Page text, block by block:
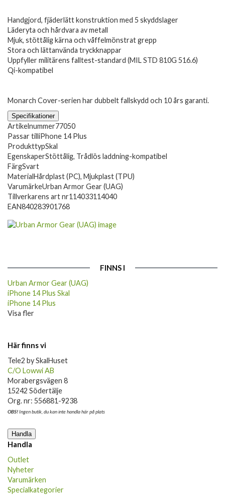
Handgjord, fjäderlätt konstruktion med 5 skyddslager
Läderyta och hårdvara av metall
Mjuk, stöttålig kärna och våffelmönstrat grepp
Stora och lättanvända tryckknappar
Uppfyller militärens falltest-standard (MIL STD 810G 516.6)
Qi-kompatibel
Monarch Cover-serien har dubbelt fallskydd och 10 års garanti.
Specifikationer
Artikelnummer77050
Passar tilliPhone 14 Plus
ProdukttypSkal
EgenskaperStöttålig, Trådlös laddning-kompatibel
FärgSvart
MaterialHårdplast (PC), Mjukplast (TPU)
VarumärkeUrban Armor Gear (UAG)
Tillverkarens art nr114033114040
EAN840283901768
FINNS I
Urban Armor Gear (UAG)
iPhone 14 Plus Skal
iPhone 14 Plus
Visa fler
Här finns vi
Tele2 by SkalHuset
C/O Lowwi AB
Morabergsvägen 8
15242 Södertälje
Org. nr: 556881-9238
OBS!Ingen butik, du kan inte handla här på plats
Handla
Handla
Outlet
Nyheter
Varumärken
Specialkategorier